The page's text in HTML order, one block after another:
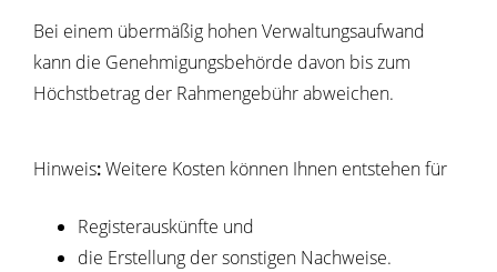
Bei einem übermäßig hohen Verwaltungsaufwand
kann die Genehmigungsbehörde davon bis zum
Höchstbetrag der Rahmengebühr abweichen.
Hinweis:Weitere Kosten können Ihnen entstehen für
Registerauskünfte und
die Erstellung der sonstigen Nachweise.